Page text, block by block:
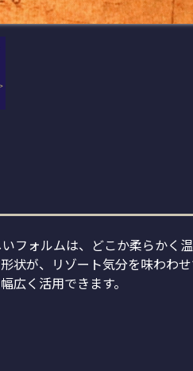
フォルムは、どこか柔らかく
状が、リゾート気分を味わわ
広く活用できます。